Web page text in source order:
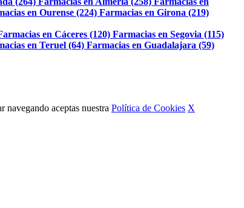
en Ourense (224) Farmacias en Girona (219)
en Cáceres (120) Farmacias en Segovia (115)
en Teruel (64) Farmacias en Guadalajara (59)
aceptas nuestra Política de Cookies X